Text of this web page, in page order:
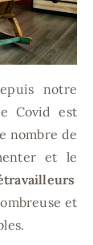
notre
Covid est
nombre de
et le
et